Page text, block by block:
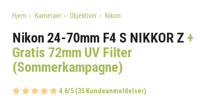
Hjem Kameraer Objektiver Nikon
Nikon 24-70mm F4 S NIKKOR Z +
Gratis 72mm UV Filter
(Sommerkampagne)
4.6/5 (35 Kundeanmeldelser)